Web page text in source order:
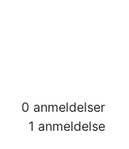
0 anmeldelser
1 anmeldelse